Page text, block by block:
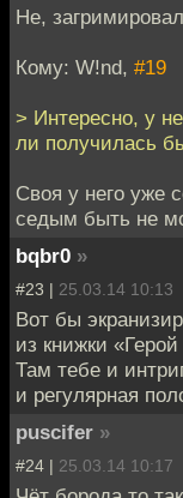
Не,
Кому: W!nd, #19
> Интересно, у
ли получилась
Своя у него уже
седым быть не
bqbr0 »
#23 | 25.03.14 10:13
Вот бы
из книжки
Там тебе и
и регулярная
puscifer »
#24 | 25.03.14 10:17